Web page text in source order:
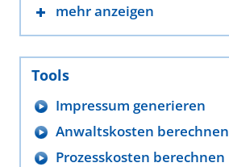
mehr anzeigen
Tools
Impressum generieren
Anwaltskosten berechnen
Prozesskosten berechnen